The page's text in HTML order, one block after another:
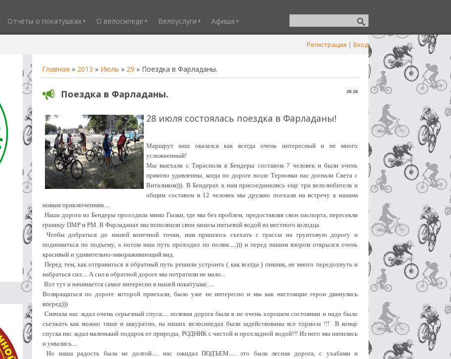
Отчёты о покатушках О велосипеде Велоуслуги Афиша
Регистрация | Вход
Главная » 2013 » Июль » 29 » Поездка в Фарладаны.
20:26
Поездка в Фарладаны.
28 июля состоялась поездка в Фарладаны!
Маршрут наш оказался как всегда очень интересный и не много
усложненный!
Мы выехали с Тирасполя в Бендеры составом 7 человек и были очень
приятно удивленны, когда по дороге возле Терновки нас догнали Света с
Виталиком))). В Бендерах к нам присоединились еще три велолюбителя и
общим составом в 12 человек мы дружно поехали на встречу к нашим
новым приключениям....
Наша дорога из Бендеры проходила мимо Гызки, где мы без проблем, предоставляя свои паспорта, пересекли
границу ПМР и РМ. В Фарладанах мы пополнили свои запасы питьевой водой из местного колодца.
Чтобы добраться до нашей конечной точки, нам пришлось съехать с трассы на грунтовую дорогу и
подниматься по подъему, а потом наш путь проходил по полям.....))) и перед нашим взором открылся очень
красивый и удивительно-завораживающий вид.
Перед тем, как отправиться в обратный путь решили устроить ( как всегда ) пикник, не много передохнуть и
набраться сил.... А сил в обратной дороге мы потратили не мало...
Вот тут и начинается самое интересно в нашей покатушке.....
Возвращаться по дороге которой приехали, было уже не интересно и мы как настоящие герои двинулись
вперед)))
Сначала нас ждал очень серьезный спуск.... полевая дорога была в не очень хорошем состоянии и надо было
съезжать как можно тише и аккуратно, на наших велосипедах были задействованы все тормоза !!! В конце
спуска нас ждал маленький подарок от природы, РОДНИК с чистой и прохладной водой!!! Из него мы напились
и умылись....
Но наша радость была не долгой..... нас ожидал ПОДЪЕМ..... это была лесная дорога, с ухабами и